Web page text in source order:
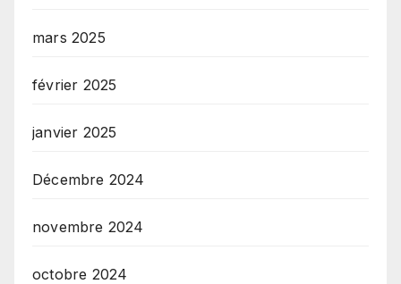
mars 2025
février 2025
janvier 2025
Décembre 2024
novembre 2024
octobre 2024